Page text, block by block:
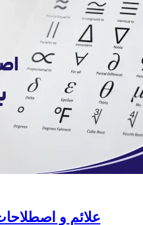
علائم و